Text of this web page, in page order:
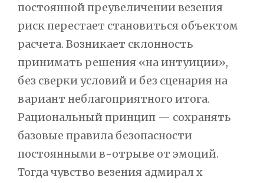
постоянной преувеличении везения
риск перестает становиться объектом
расчета. Возникает склонность
принимать решения «на интуиции»,
без сверки условий и без сценария на
вариант неблагоприятного итога.
Рациональный принцип — сохранять
базовые правила безопасности
постоянными в-отрыве от эмоций.
Тогда чувство везения адмирал х